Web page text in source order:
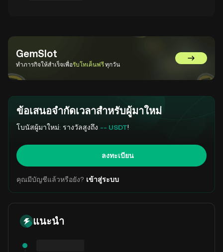
GemSlot
ทำภารกิจให้สำเร็จเพื่อรับโทเค็นฟรีทุกวัน ไปที่
ข้อเสนอจำกัดเวลาสำหรับผู้มาใหม่
โบนัสผู้มาใหม่: รางวัลสูงถึง -- USDT!
ลงทะเบียน
คุณมีบัญชีแล้วหรือยัง? เข้าสู่ระบบ
แนะนำ